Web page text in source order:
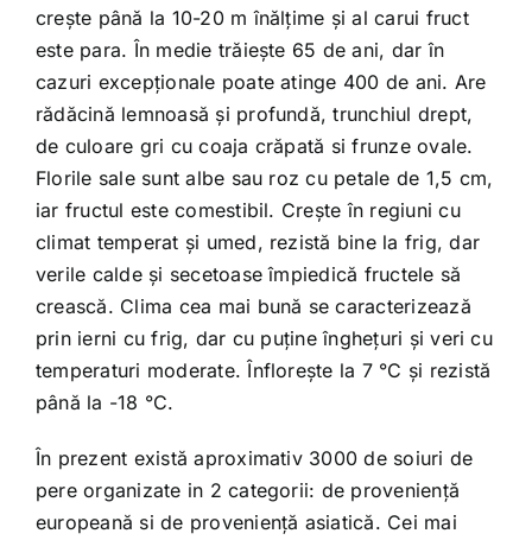
creşte până la 10-20 m înălţime şi al carui fruct
este para. În medie trăieşte 65 de ani, dar în
cazuri excepţionale poate atinge 400 de ani. Are
rădăcină lemnoasă și profundă, trunchiul drept,
de culoare gri cu coaja crăpată si frunze ovale.
Florile sale sunt albe sau roz cu petale de 1,5 cm,
iar fructul este comestibil. Crește în regiuni cu
climat temperat și umed, rezistă bine la frig, dar
verile calde și secetoase împiedică fructele să
crească. Clima cea mai bună se caracterizează
prin ierni cu frig, dar cu puține înghețuri și veri cu
temperaturi moderate. Înflorește la 7 °C și rezistă
până la -18 °C.
În prezent există aproximativ 3000 de soiuri de
pere organizate in 2 categorii: de provenienţă
europeană si de provenienţă asiatică. Cei mai